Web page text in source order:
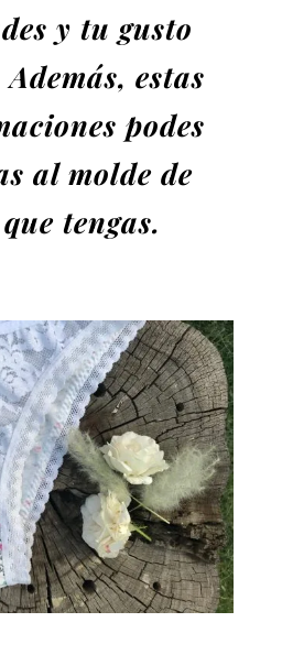
y tu gusto
Además, estas
podes
al molde de
tengas.